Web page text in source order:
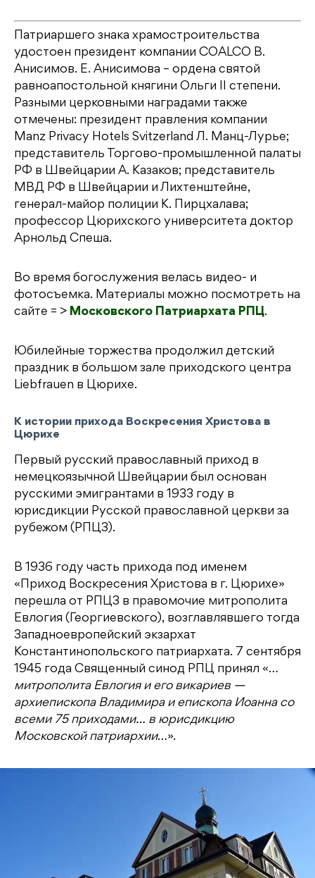
Патриаршего знака храмостроительства
удостоен президент компании СОАLCO В.
Анисимов. Е. Анисимова – ордена святой
равноапостольной княгини Ольги II степени.
Разными церковными наградами также
отмечены: президент правления компании
Manz Privacy Hotels Svitzerland Л. Манц-Лурье;
представитель Торгово-промышленной палаты
РФ в Швейцарии А. Казаков; представитель
МВД РФ в Швейцарии и Лихтенштейне,
генерал-майор полиции К. Пирцхалава;
профессор Цюрихского университета доктор
Арнольд Спеша.
Во время богослужения велась видео- и
фотосъемка. Материалы можно посмотреть на
сайте = > Московского Патриархата РПЦ.
Юбилейные торжества продолжил детский
праздник в большом зале приходского центра
Liebfrauen в Цюрихе.
К истории прихода Воскресения Христова в
Цюрихе
Первый русский православный приход в
немецкоязычной Швейцарии был основан
русскими эмигрантами в 1933 году в
юрисдикции Русской православной церкви за
рубежом (РПЦЗ).
В 1936 году часть прихода под именем
«Приход Воскресения Христова в г. Цюрихе»
перешла от РПЦЗ в правомочие митрополита
Евлогия (Георгиевского), возглавлявшего тогда
Западноевропейский экзархат
Константинопольского патриархата. 7 сентября
1945 года Священный синод РПЦ принял «…
митрополита Евлогия и его викариев —
архиепископа Владимира и епископа Иоанна со
всеми 75 приходами… в юрисдикцию
Московской патриархии…».